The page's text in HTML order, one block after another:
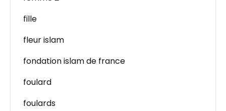
fille
fleur islam
fondation islam de france
foulard
foulards